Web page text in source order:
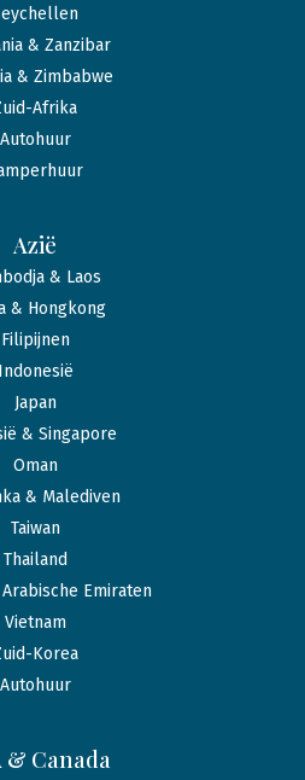
& Zanzibar
& Zimbabwe
Afrika
Autohuur
Azië
& Laos
& Hongkong
Filipijnen
Indonesië
Japan
& Singapore
Oman
& Malediven
Taiwan
Thailand
Emiraten
Vietnam
Korea
Autohuur
& Canada